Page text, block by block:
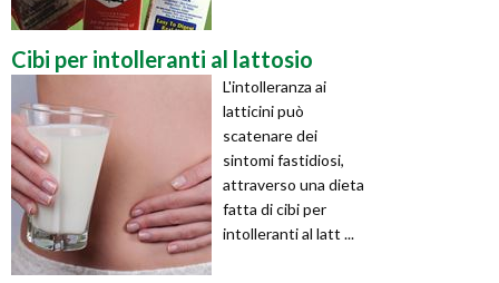
Cibi per intolleranti al lattosio
L'intolleranza ai
latticini può
scatenare dei
sintomi fastidiosi,
attraverso una dieta
fatta di cibi per
intolleranti al latt ...